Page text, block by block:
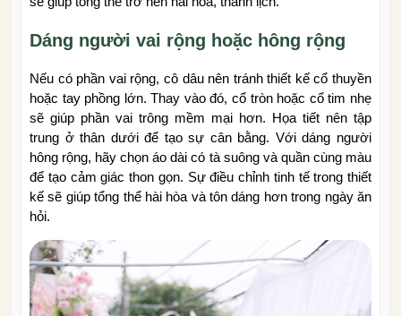
Dáng người vai rộng hoặc hông rộng
Nếu có phần vai rộng, cô dâu nên tránh thiết kế cổ thuyền
hoặc tay phồng lớn. Thay vào đó, cổ tròn hoặc cổ tim nhẹ
sẽ giúp phần vai trông mềm mại hơn. Họa tiết nên tập
trung ở thân dưới để tạo sự cân bằng. Với dáng người
hông rộng, hãy chọn áo dài có tà suông và quần cùng màu
để tạo cảm giác thon gọn. Sự điều chỉnh tinh tế trong thiết
kế sẽ giúp tổng thể hài hòa và tôn dáng hơn trong ngày ăn
hỏi.